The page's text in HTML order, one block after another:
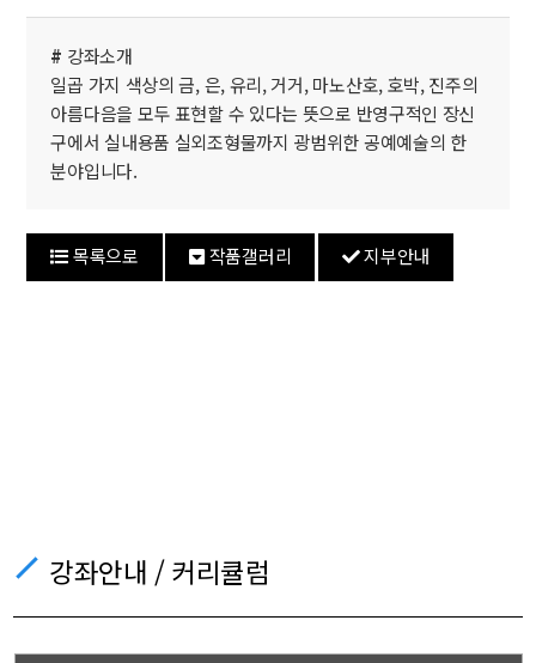
# 강좌소개
일곱 가지 색상의 금, 은, 유리, 거거, 마노산호, 호박, 진주의
아름다음을 모두 표현할 수 있다는 뜻으로 반영구적인 장신
구에서 실내용품 실외조형물까지 광범위한 공예예술의 한
분야입니다.
목록으로 작품갤러리 지부안내
강좌안내 / 커리큘럼